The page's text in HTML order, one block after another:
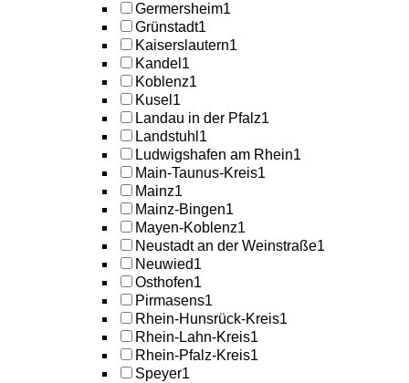
Germersheim1
Grünstadt1
Kaiserslautern1
Kandel 1
Koblenz1
Kusel 1
Landau in der Pfalz1
Landstuhl 1
Ludwigshafen am Rhein1
Main-Taunus-Kreis1
Mainz1
Mainz-Bingen1
Mayen-Koblenz1
Neustadt an der Weinstraße1
Neuwied1
Osthofen1
Pirmasens1
Rhein-Hunsrück-Kreis1
Rhein-Lahn-Kreis1
Rhein-Pfalz-Kreis1
Speyer1